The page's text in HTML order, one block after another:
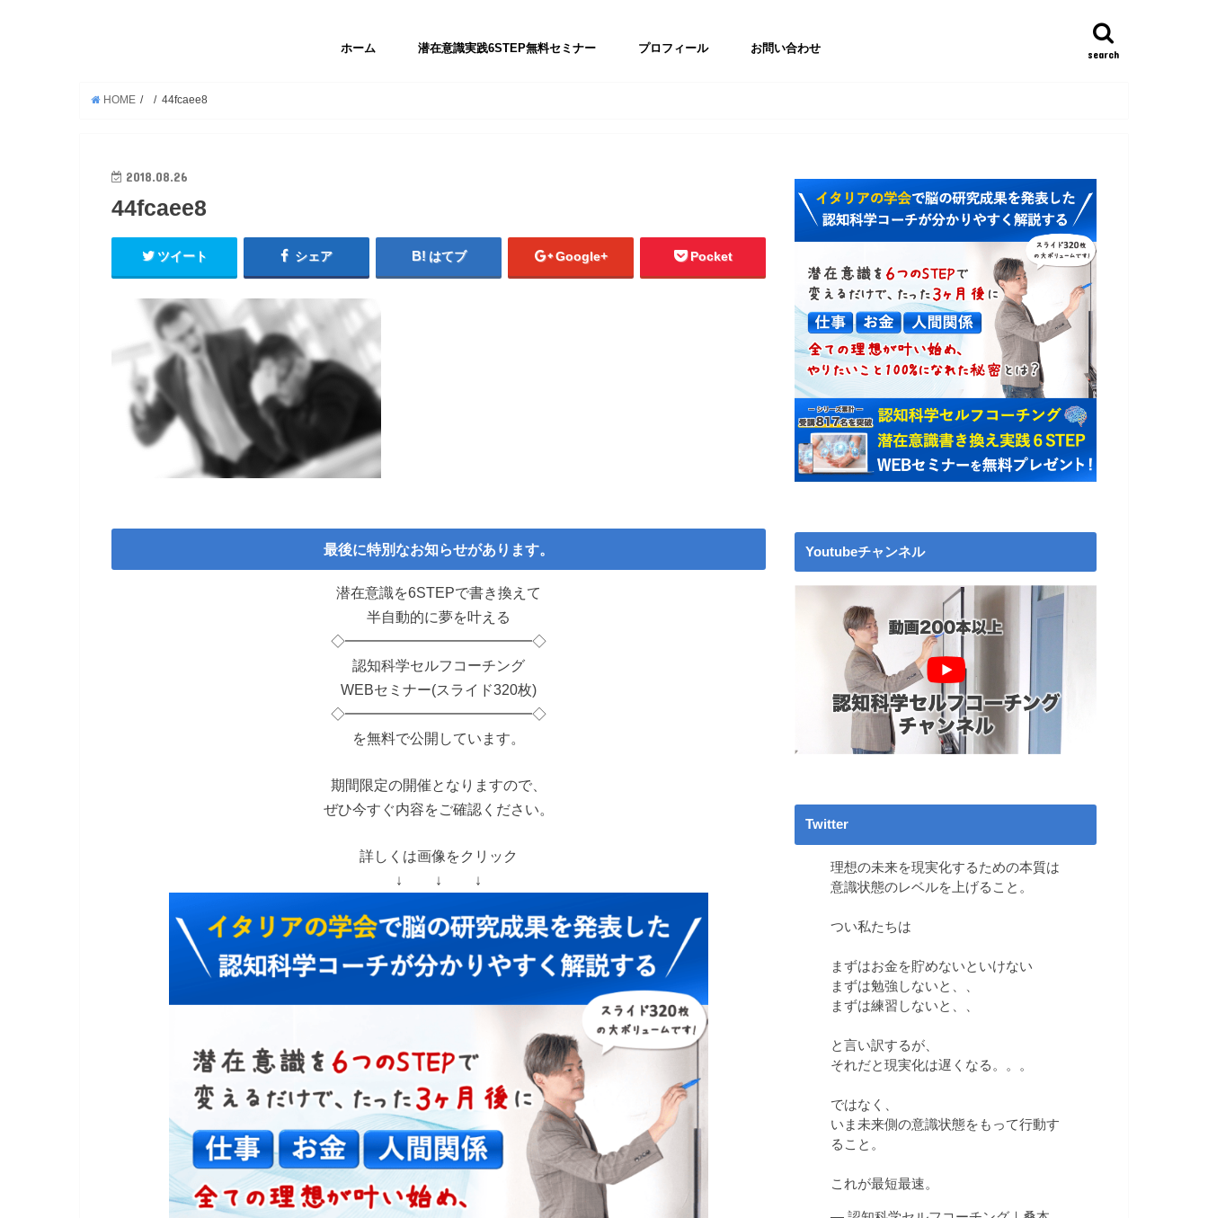
search
ホーム 潜在意識実践6STEP無料セミナー プロフィール お問い合わせ
HOME 44fcaee8
2018.08.26
44fcaee8
ツイート シェア はてブ Google+ Pocket
最後に特別なお知らせがあります。
潜在意識を6STEPで書き換えて
半自動的に夢を叶える
◇━━━━━━━━━━━━━◇
認知科学セルフコーチング
WEBセミナー(スライド320枚)
◇━━━━━━━━━━━━━◇
を無料で公開しています。
期間限定の開催となりますので、
ぜひ今すぐ内容をご確認ください。
詳しくは画像をクリック
↓ ↓ ↓
Youtubeチャンネル
Twitter
理想の未来を現実化するための本質は
意識状態のレベルを上げること。
つい私たちは
まずはお金を貯めないといけない
まずは勉強しないと、、
まずは練習しないと、、
と言い訳するが、
それだと現実化は遅くなる。。。
ではなく、
いま未来側の意識状態をもって行動す
ること。
これが最短最速。